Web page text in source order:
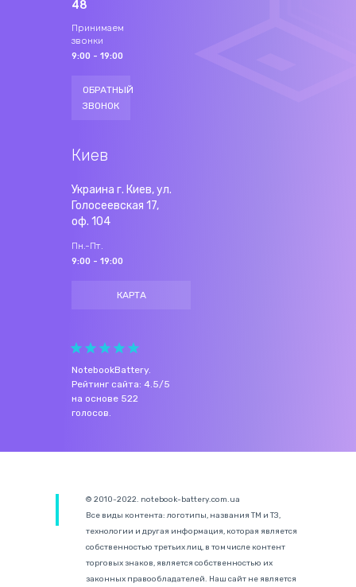
48
Принимаем
звонки
9:00 - 19:00
ОБРАТНЫЙ
ЗВОНОК
Киев
Украина г. Киев, ул.
Голосеевская 17,
оф. 104
Пн.-Пт.
9:00 - 19:00
КАРТА
NotebookBattery.
Рейтинг сайта: 4.5/5
на основе 522
голосов.
© 2010-2022. notebook-battery.com.ua
Все виды контента: логотипы, названия ТМ и ТЗ,
технологии и другая информация, которая является
собственностью третьих лиц, в том числе контент
торговых знаков, является собственностью их
законных правообладателей. Наш сайт не является